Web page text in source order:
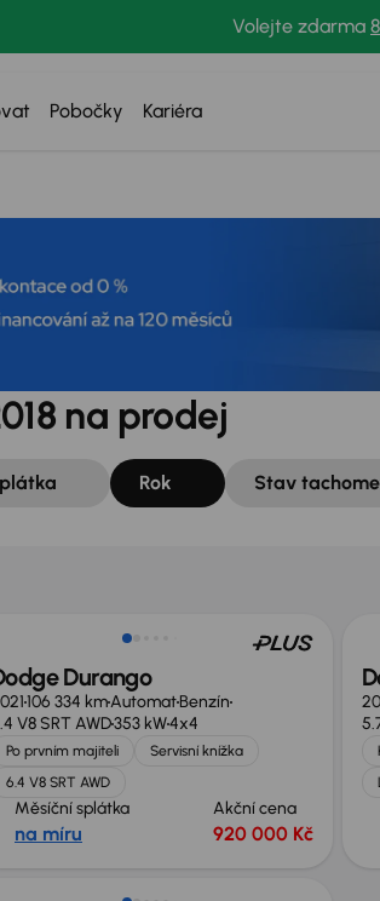
Volejte zdarma
Pobočky Kariéra
na prodej
Rok Stav
Durango
106 334 kmAutomatBenzín
V8 SRT AWD353 kW4x4
Po prvním majiteli
Servisní knížka
6.4 V8 SRT AWD
Měsíční splátka
na míru
Akční cena
920 000 Kč
Nově v nabídce